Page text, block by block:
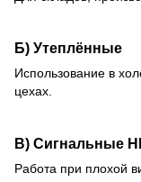
Б) Утеплённые
Использование в
цехах.
В) Сигнальные
Работа при плохой